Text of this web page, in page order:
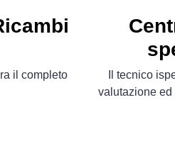
il completo
Il tecnico
valutazione